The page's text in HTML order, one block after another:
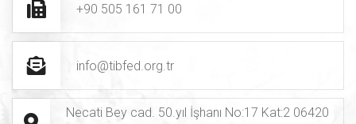
+90 505 161 71 00
info@tibfed.org.tr
Necati Bey cad. 50.yıl İşhanı No:17 Kat:2 06420